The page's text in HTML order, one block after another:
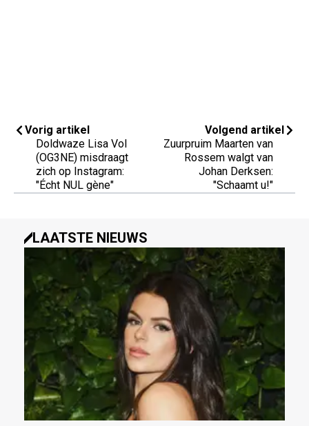
Vorig artikel
Doldwaze Lisa Vol
(OG3NE) misdraagt
zich op Instagram:
"Écht NUL gène"
Volgend artikel
Zuurpruim Maarten van
Rossem walgt van
Johan Derksen:
"Schaamt u!"
LAATSTE NIEUWS